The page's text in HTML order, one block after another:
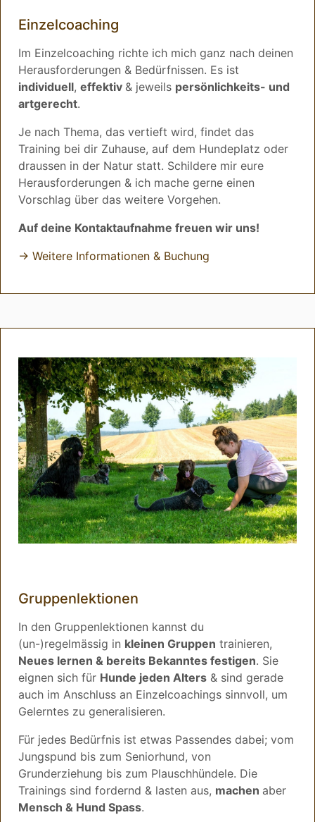
Einzelcoaching
Im Einzelcoaching richte ich mich ganz nach deinen
Herausforderungen & Bedürfnissen. Es ist
individuell, effektiv & jeweils persönlichkeits- und
artgerecht.
Je nach Thema, das vertieft wird, findet das
Training bei dir Zuhause, auf dem Hundeplatz oder
draussen in der Natur statt. Schildere mir eure
Herausforderungen & ich mache gerne einen
Vorschlag über das weitere Vorgehen.
Auf deine Kontaktaufnahme freuen wir uns!
→ Weitere Informationen & Buchung
Gruppenlektionen
In den Gruppenlektionen kannst du
(un-)regelmässig in kleinen Gruppen trainieren,
Neues lernen & bereits Bekanntes festigen. Sie
eignen sich für Hunde jeden Alters & sind gerade
auch im Anschluss an Einzelcoachings sinnvoll, um
Gelerntes zu generalisieren.
Für jedes Bedürfnis ist etwas Passendes dabei; vom
Jungspund bis zum Seniorhund, von
Grunderziehung bis zum Plauschhündele. Die
Trainings sind fordernd & lasten aus, machen aber
Mensch & Hund Spass.